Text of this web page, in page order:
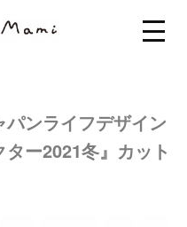
パンライフデザイン
ー2021冬』カット